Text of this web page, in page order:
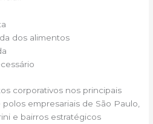
dos alimentos
corporativos nos principais
empresariais de São Paulo,
e bairros estratégicos